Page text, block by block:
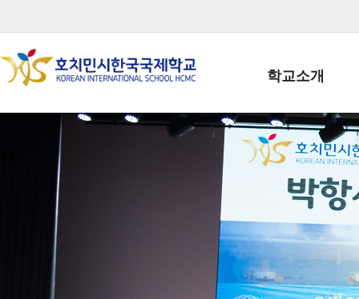
학교소개
학교장인사말
학생회장인사말
학교상징
학교 CI
교직원현황
학생현황